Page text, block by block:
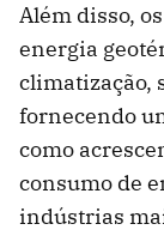
Além disso,
energia
climatização,
fornecendo
como
consumo de
indústrias